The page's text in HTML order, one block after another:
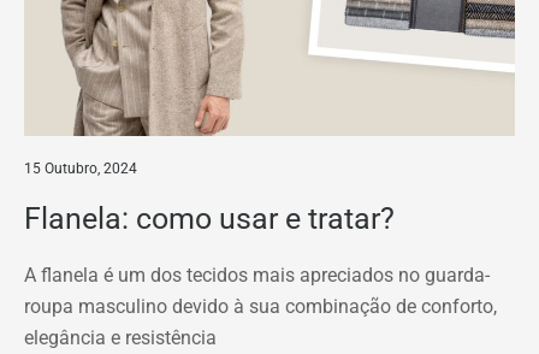
15 Outubro, 2024
Flanela: como usar e tratar?
A flanela é um dos tecidos mais apreciados no guarda-
roupa masculino devido à sua combinação de conforto,
elegância e resistência